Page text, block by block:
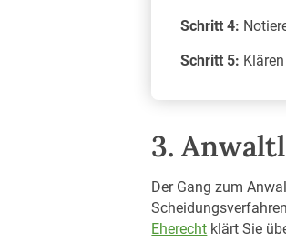
Schritt 4:
Schritt 5:
3.
Der Gang zum
Eherecht klärt Sie